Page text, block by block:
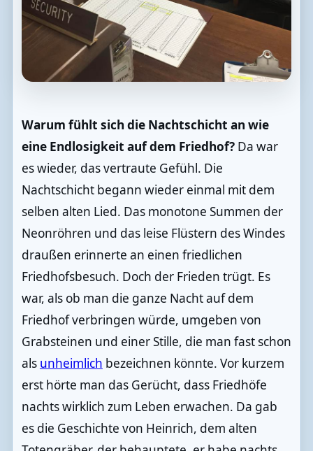
Warum fühlt sich die Nachtschicht an wie
eine Endlosigkeit auf dem Friedhof? Da war
es wieder, das vertraute Gefühl. Die
Nachtschicht begann wieder einmal mit dem
selben alten Lied. Das monotone Summen der
Neonröhren und das leise Flüstern des Windes
draußen erinnerte an einen friedlichen
Friedhofsbesuch. Doch der Frieden trügt. Es
war, als ob man die ganze Nacht auf dem
Friedhof verbringen würde, umgeben von
Grabsteinen und einer Stille, die man fast schon
als unheimlich bezeichnen könnte. Vor kurzem
erst hörte man das Gerücht, dass Friedhöfe
nachts wirklich zum Leben erwachen. Da gab
es die Geschichte von Heinrich, dem alten